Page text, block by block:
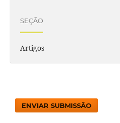
SEÇÃO
Artigos
ENVIAR SUBMISSÃO